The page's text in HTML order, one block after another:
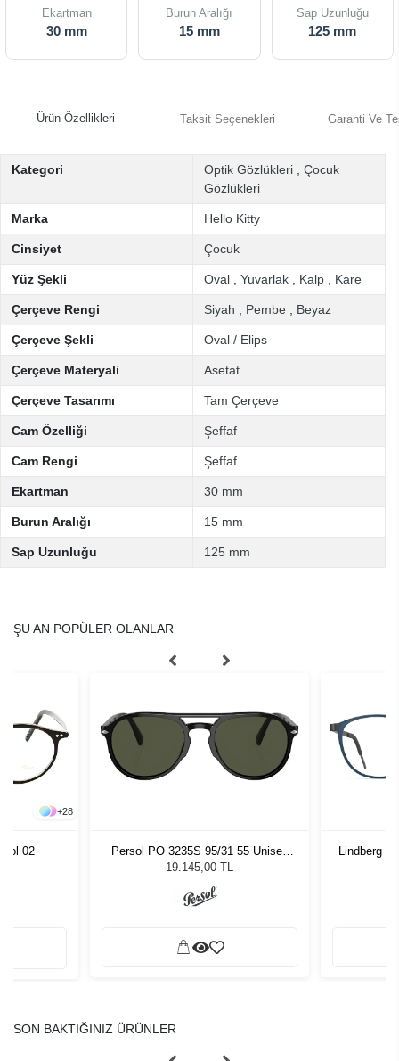
Ekartman
30 mm
Burun Aralığı
15 mm
Sap Uzunluğu
125 mm
Ürün Özellikleri Taksit Seçenekleri Garanti Ve
Kategori Optik Gözlükleri
Çocuk
Gözlükleri
Marka Hello Kitty
Cinsiyet Çocuk
Yüz Şekli Oval Yuvarlak Kalp Kare
Çerçeve Rengi Siyah Pembe Beyaz
Çerçeve Şekli Oval / Elips
Çerçeve Materyali Asetat
Çerçeve Tasarımı Tam Çerçeve
Cam Özelliği Şeffaf
Cam Rengi Şeffaf
Ekartman 30 mm
Burun Aralığı 15 mm
Sap Uzunluğu 125 mm
ŞU AN POPÜLER OLANLAR
+28
02
Persol PO 3235S 95/31 55 Unisex
Güneş Gözlüğü
19.145,00 TL
Lindberg
SON BAKTIĞINIZ ÜRÜNLER